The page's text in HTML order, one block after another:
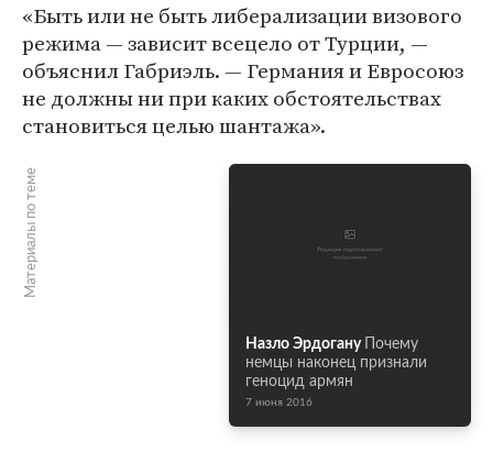
«Быть или не быть либерализации визового
режима — зависит всецело от Турции, —
объяснил Габриэль. — Германия и Евросоюз
не должны ни при каких обстоятельствах
становиться целью шантажа».
Материалы по теме
Назло Эрдогану
Почему
немцы наконец признали
геноцид армян
7 июня 2016